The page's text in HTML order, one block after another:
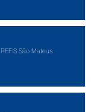
REFIS São Mateus